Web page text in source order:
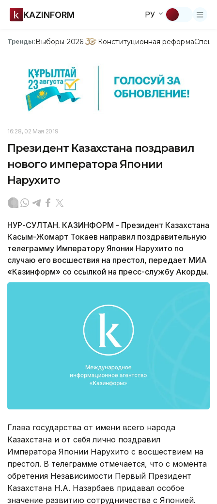
KAZINFORM РУ
Тренды:Выборы-2026 Конституционная реформа
16:28, 02 Мая 2019
Президент Казахстана поздравил
нового императора Японии
Нарухито
НУР-СУЛТАН. КАЗИНФОРМ - Президент Казахстана
Касым-Жомарт Токаев направил поздравительную
телеграмму Императору Японии Нарухито по
случаю его восшествия на престол, передает МИА
«Казинформ» со ссылкой на пресс-службу Акорды.
Глава государства от имени всего народа
Казахстана и от себя лично поздравил
Императора Японии Нарухито с восшествием на
престол. В телеграмме отмечается, что с момента
обретения Независимости Первый Президент
Казахстана Н.А. Назарбаев придавал особое
значение развитию сотрудничества с Японией.